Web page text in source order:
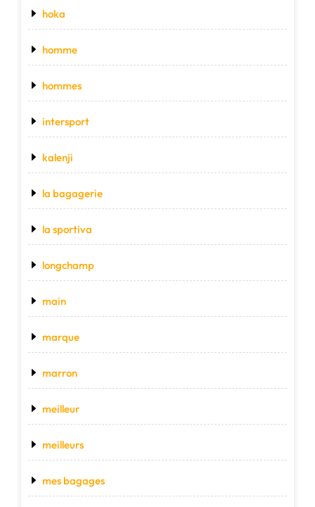
hoka
homme
hommes
intersport
kalenji
la bagagerie
la sportiva
longchamp
main
marque
marron
meilleur
meilleurs
mes bagages